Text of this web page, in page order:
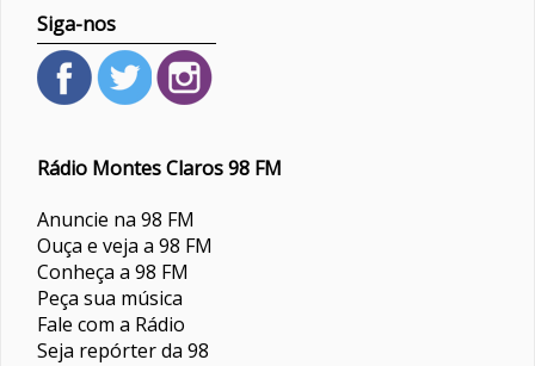
Siga-nos
Rádio Montes Claros 98 FM
Anuncie na 98 FM
Ouça e veja a 98 FM
Conheça a 98 FM
Peça sua música
Fale com a Rádio
Seja repórter da 98